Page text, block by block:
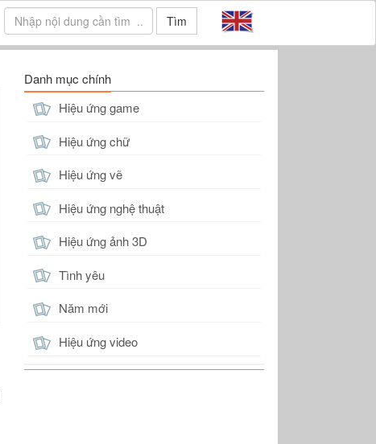
Tìm
Danh mục chính
Hiệu ứng game
Hiệu ứng chữ
Hiệu ứng vẽ
Hiệu ứng nghệ thuật
Hiệu ứng ảnh 3D
Tình yêu
Năm mới
Hiệu ứng video